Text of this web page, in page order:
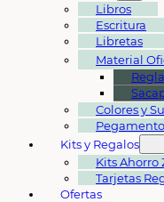
Libros
Escritura
Libretas
Material
Colores y
Kits y Regalos
Kits Ahorro
Tarjetas
Ofertas